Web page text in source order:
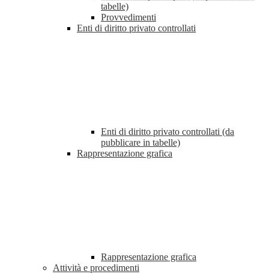
tabelle)
Provvedimenti
Enti di diritto privato controllati
Enti di diritto privato controllati (da
pubblicare in tabelle)
Rappresentazione grafica
Rappresentazione grafica
Attività e procedimenti